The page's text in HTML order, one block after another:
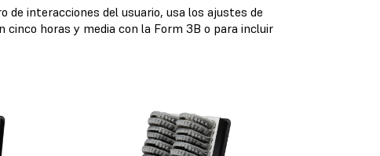
interacciones del usuario, usa los ajustes de
horas y media con la Form 3B o para incluir